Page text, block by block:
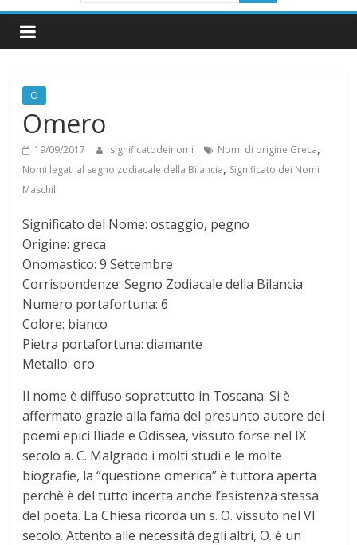
i
g
n
c
a
t
o
d
e
O
Omero
19/09/2017 significatodeinomi Nomi di origine Greca,
Nomi legati al segno zodiacale della Bilancia, Significato dei Nomi
Maschili
Significato del Nome: ostaggio, pegno
Origine: greca
Onomastico: 9 Settembre
Corrispondenze: Segno Zodiacale della Bilancia
Numero portafortuna: 6
Colore: bianco
Pietra portafortuna: diamante
Metallo: oro
Il nome è diffuso soprattutto in Toscana. Si è
affermato grazie alla fama del presunto autore dei
poemi epici Iliade e Odissea, vissuto forse nel IX
secolo a. C. Malgrado i molti studi e le molte
biografie, la “questione omerica” è tuttora aperta
perchè è del tutto incerta anche l’esistenza stessa
del poeta. La Chiesa ricorda un s. O. vissuto nel VI
secolo. Attento alle necessità degli altri, O. è un